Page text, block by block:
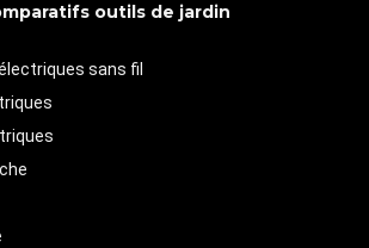
outils de jardin
sans fil